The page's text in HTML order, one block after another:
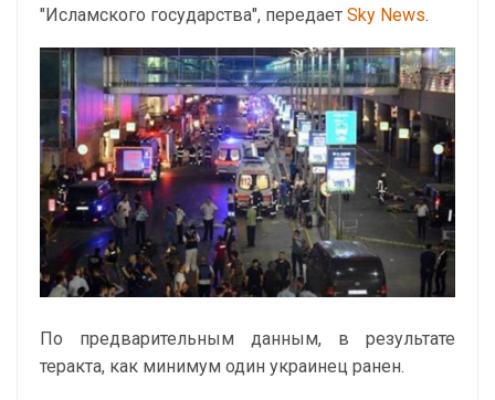
"Исламского государства", передает Sky News.
По предварительным данным, в результате
теракта, как минимум один украинец ранен.